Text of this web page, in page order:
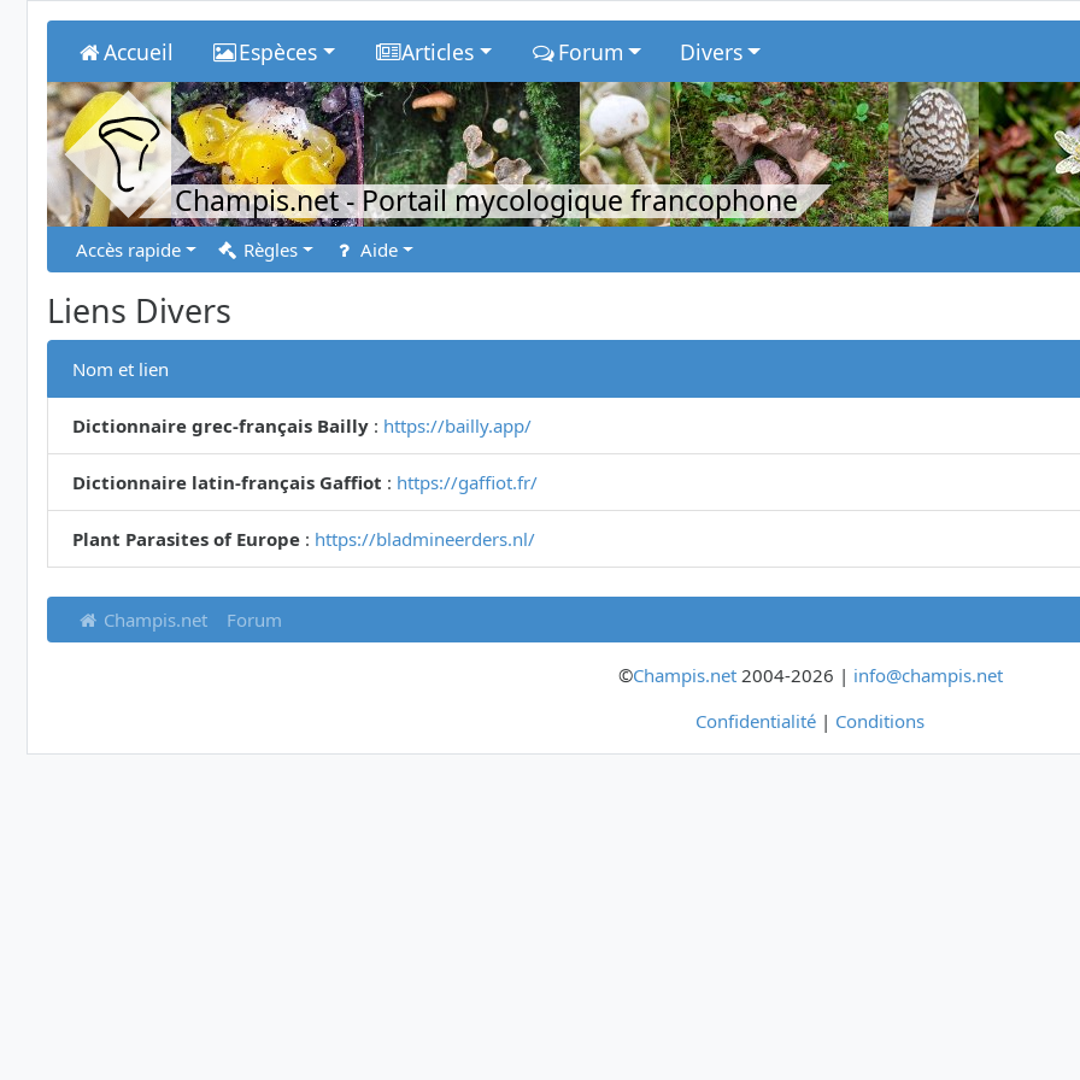
Accueil Espèces Articles Forum Divers
Champis.net- Portail mycologique francophone
Accès rapide Règles Aide
Liens Divers
Nom et lien
Dictionnaire grec-français Bailly : https://bailly.app/
Dictionnaire latin-français Gaffiot : https://gaffiot.fr/
Plant Parasites of Europe : https://bladmineerders.nl/
Champis.net Forum
©Champis.net2004-2026 | info@champis.net
Confidentialité | Conditions